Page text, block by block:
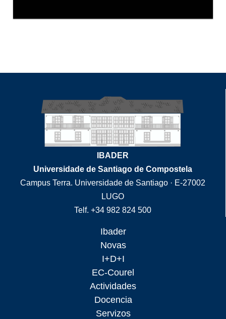
IBADER
Universidade de Santiago de Compostela
Campus Terra. Universidade de Santiago · E-27002
LUGO
Telf. +34 982 824 500
Ibader
Novas
I+D+I
EC-Courel
Actividades
Docencia
Servizos